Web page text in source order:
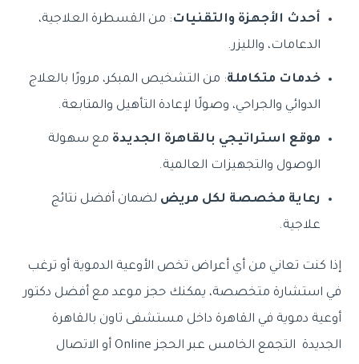
أحدث الأجهزة والتقنيات: من القسطرة العلاجية،
الدعامات، والليزر.
خدمات متكاملة: من التشخيص المبكر، مرورًا بالعلاج
الدوائي والجراحي، وصولًا لإعادة التأهيل والمتابعة.
موقع استراتيجي بالقاهرة الجديدة مع سهولة
الوصول والتجهيزات العالمية.
رعاية مخصصة لكل مريض لضمان أفضل نتائج
علاجية.
إذا كنت تعاني من أي أعراض تخص الأوعية الدموية أو ترغب
في استشارة متخصصة، يمكنك حجز موعد مع أفضل دكتور
أوعية دموية في القاهرة داخل مستشفى تاون بالقاهرة
الجديدة التجمع الخامس عبر الحجز Online أو الاتصال